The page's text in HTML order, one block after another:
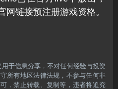
链接预注册游戏资格。
于信息分享，不对任何经验与投资
所有地区法律法规，不参与任何非
，禁止转载、复制等，违者将追究